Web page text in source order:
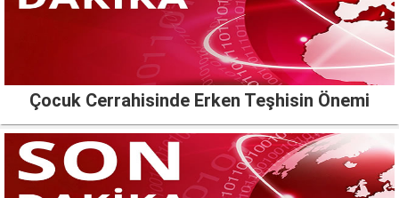
Çocuk Cerrahisinde Erken Teşhisin Önemi